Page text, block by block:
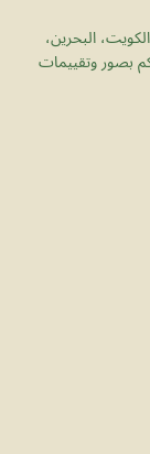
البحرين،
بصور وتقييمات